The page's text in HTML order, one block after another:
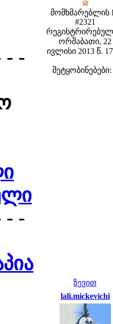
- -
- -
მომხმარებლის
#2321
ორშაბათი, 22
ივლისი 2013 წ.
შეტყობინებები:
ზევით
lali.mickevichi